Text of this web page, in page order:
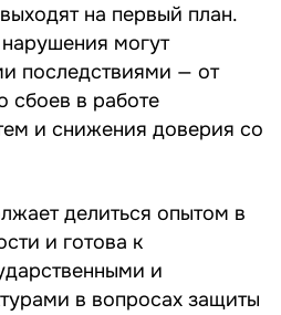
на первый план.
могут
последствиями — от
сбоев в работе
и снижения доверия со
делиться опытом в
и готова к
и
в вопросах защиты